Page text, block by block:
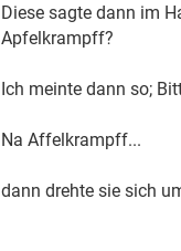
Diese sagte dann im
Apfelkrampff?
Ich meinte dann so;
Na Affelkrampff...
dann drehte sie sich